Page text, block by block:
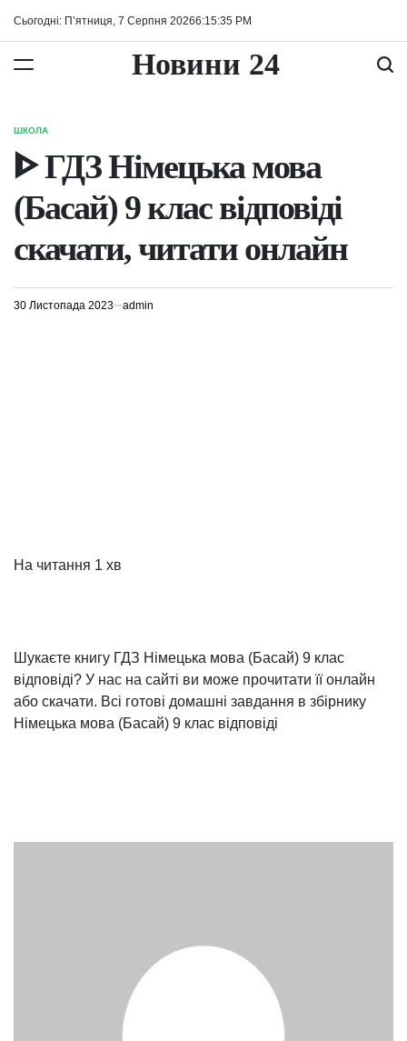
Сьогодні: П’ятниця, 7 Серпня 20266:15:35 PM
Новини 24
ОПУБЛІКУВАТИ
У
ШКОЛА
ᐈ ГДЗ Німецька мова
(Басай) 9 клас відповіді
скачати, читати онлайн
30 Листопада 2023 admin
На читання 1 хв
Шукаєте книгу ГДЗ Німецька мова (Басай) 9 клас
відповіді? У нас на сайті ви може прочитати її онлайн
або скачати. Всі готові домашні завдання в збірнику
Німецька мова (Басай) 9 клас відповіді